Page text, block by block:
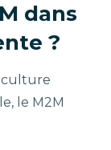
dans
?
le M2M